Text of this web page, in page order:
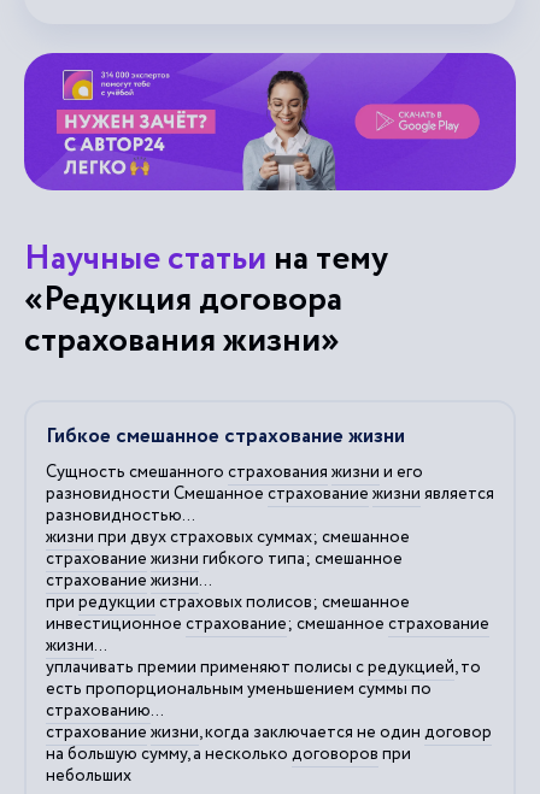
Научные статьи на тему
«Редукция договора
страхования жизни»
Гибкое смешанное страхование жизни
Сущность смешанного страхования жизни и его
разновидности Смешанноестрахованиежизни является
разновидностью...
жизни при двух страховых суммах; смешанное
страхование жизни гибкого типа; смешанное
страхованиежизни...
приредукциистраховых полисов; смешанное
инвестиционное страхование; смешанное страхование
жизни...
уплачивать премии применяют полисы средукцией, то
есть пропорциональным уменьшением суммы по
страхованию...
страхованиежизни, когда заключается не один договор
на большую сумму, а несколько договоров при
небольших